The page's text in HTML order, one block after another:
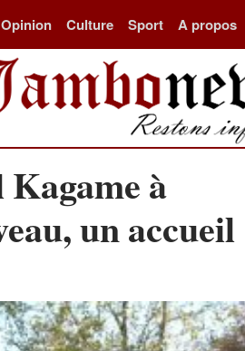
Opinion Culture Sport A propos
à
un accueil